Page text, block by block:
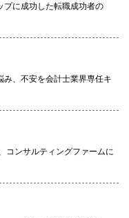
プに成功した転職成功者の
、不安を会計士業界専任キ
コンサルティングファームに